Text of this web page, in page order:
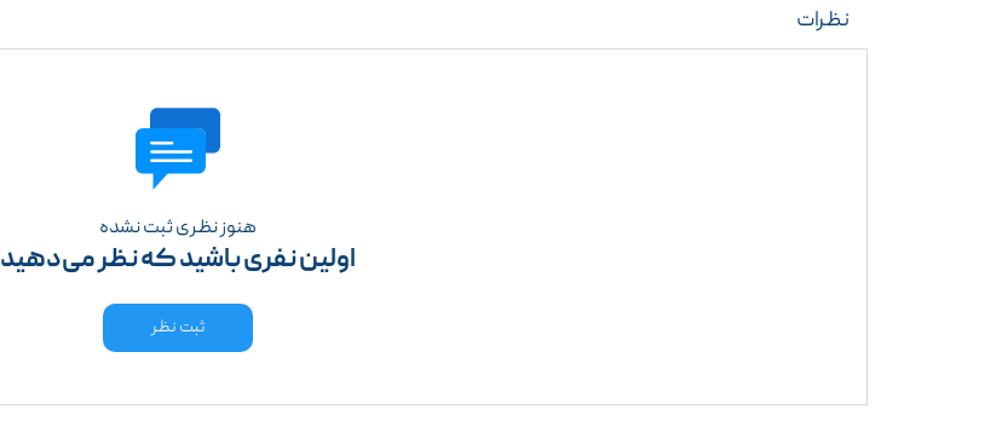
نظرات
هنوز نظری ثبت نشده
اولین نفری باشید که نظر می‌دهید
ثبت نظر